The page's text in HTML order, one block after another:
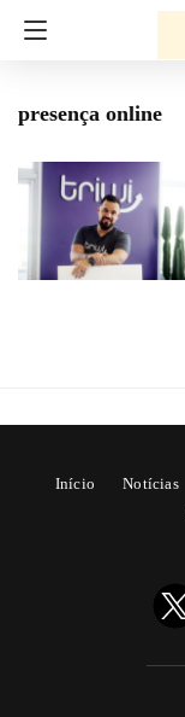
presença online
Início Notícias